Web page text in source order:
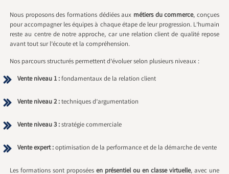
Nous proposons des formations dédiées aux métiers du commerce, conçues
pour accompagner les équipes à chaque étape de leur progression. L’humain
reste au centre de notre approche, car une relation client de qualité repose
avant tout sur l’écoute et la compréhension.
Nos parcours structurés permettent d’évoluer selon plusieurs niveaux :
Vente niveau 1 :fondamentaux de la relation client
Vente niveau 2 :techniques d’argumentation
Vente niveau 3 :stratégie commerciale
Vente expert :optimisation de la performance et de la démarche de vente
Les formations sont proposéesen présentiel ou en classe virtuelle, avec une